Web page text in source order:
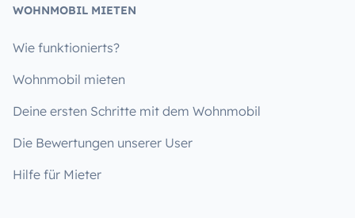
WOHNMOBIL MIETEN
Wie funktionierts?
Wohnmobil mieten
Deine ersten Schritte mit dem Wohnmobil
Die Bewertungen unserer User
Hilfe für Mieter